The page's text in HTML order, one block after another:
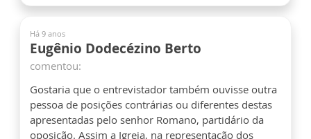
Há 9 anos
Eugênio Dodecézino Berto
comentou:
Gostaria que o entrevistador também ouvisse outra
pessoa de posições contrárias ou diferentes destas
apresentadas pelo senhor Romano, partidário da
oposição. Assim a Igreja, na representação dos